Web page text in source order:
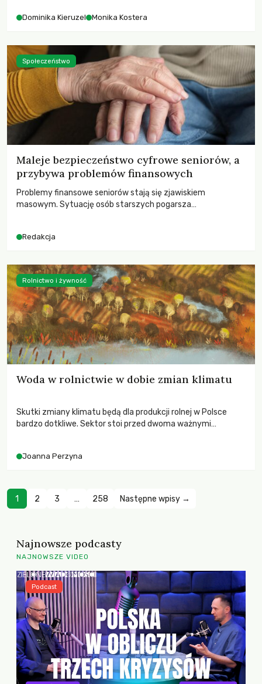
Dominika Kieruzel Monika Kostera
Maleje bezpieczeństwo cyfrowe seniorów, a
przybywa problemów finansowych
Problemy finansowe seniorów stają się zjawiskiem
masowym. Sytuację osób starszych pogarsza
Redakcja
Społeczeństwo
Woda w rolnictwie w dobie zmian klimatu
Skutki zmiany klimatu będą dla produkcji rolnej w Polsce
bardzo dotkliwe. Sektor stoi przed dwoma ważnymi
zachodzących zmian klimatycznych. Wymagać to będzie
Joanna Perzyna
Rolnictwo i żywność
1 2 3 … 258 Następne wpisy →
Najnowsze podcasty
NAJNOWSZE VIDEO
Podcast